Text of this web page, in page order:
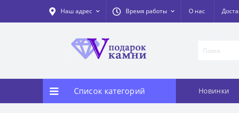
Наш адрес Время работы О нас
Список категорий Новинки